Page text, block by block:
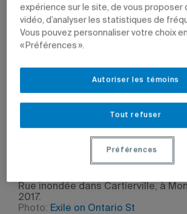
ParJean-François Ducharme
8 mai 2018 à 16 h 05
Mis à jour le 8 mai 2018 à 16 h 05
cadre du congrès qui a lieu à l’Université du
Rue inondée dans Cartierville, à
2017.
Photo: Exile on Ontario St
expérience sur le site, de vous proposer
vidéo, d’analyser les statistiques de
Vous pouvez personnaliser votre choix
« Préférences ».
Tout refuser
Autoriser les témoins
Préférences